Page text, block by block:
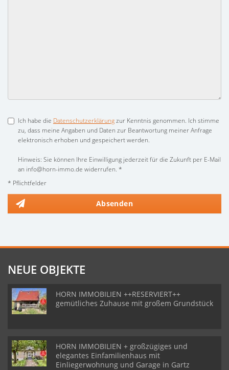
Ich habe die Datenschutzerklärungzur Kenntnis genommen. Ich stimme
zu, dass meine Angaben und Daten zur Beantwortung meiner Anfrage
elektronisch erhoben und gespeichert werden.
Hinweis: Sie können Ihre Einwilligung jederzeit für die Zukunft per E-Mail
an info@horn-immo.de widerrufen. *
* Pflichtfelder
Absenden
NEUE OBJEKTE
HORN IMMOBILIEN ++RESERVIERT++
gemütliches Zuhause mit großem Grundstück
HORN IMMOBILIEN + großzügiges und
elegantes Einfamilienhaus mit
Einliegerwohnung und Garage in Gartz